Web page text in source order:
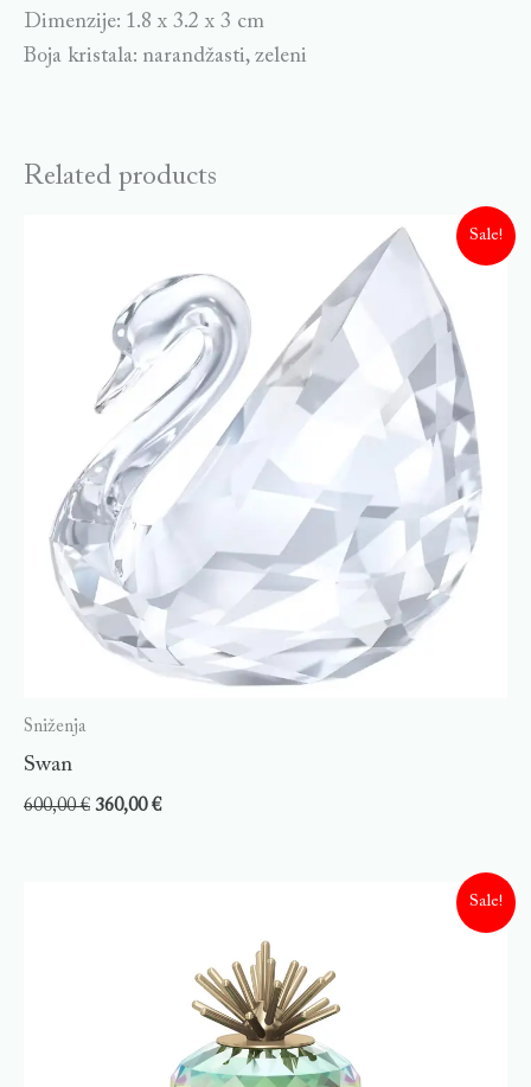
Dimenzije: 1.8 x 3.2 x 3 cm
Boja kristala: narandžasti, zeleni
Related products
Sale!
Sniženja
Swan
600,00€ 360,00€
Sale!